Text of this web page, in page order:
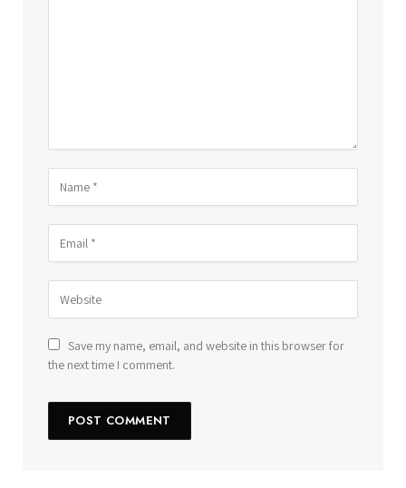
Save my name, email, and website in this browser for
the next time I comment.